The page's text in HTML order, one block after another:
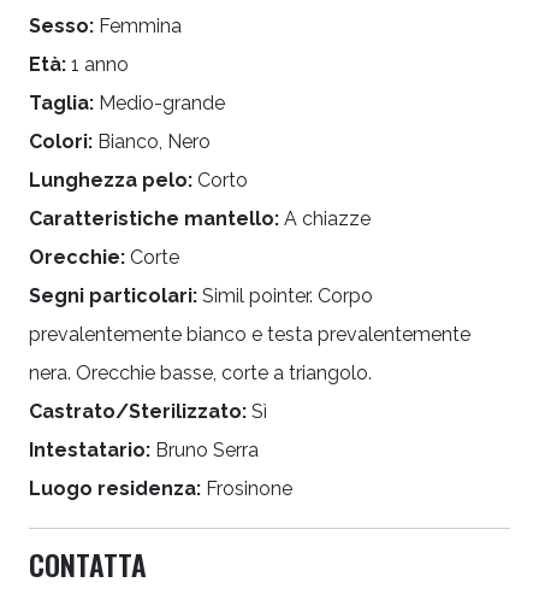
Sesso: Femmina
Età: 1 anno
Taglia: Medio-grande
Colori: Bianco, Nero
Lunghezza pelo: Corto
Caratteristiche mantello: A chiazze
Orecchie: Corte
Segni particolari: Simil pointer. Corpo
prevalentemente bianco e testa prevalentemente
nera. Orecchie basse, corte a triangolo.
Castrato/Sterilizzato: Sì
Intestatario: Bruno Serra
Luogo residenza: Frosinone
CONTATTA